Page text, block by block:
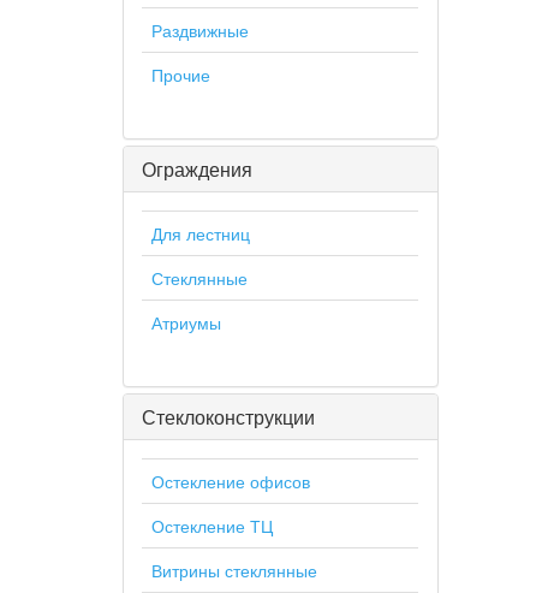
Раздвижные
Прочие
Ограждения
Для лестниц
Стеклянные
Атриумы
Стеклоконструкции
Остекление офисов
Остекление ТЦ
Витрины стеклянные